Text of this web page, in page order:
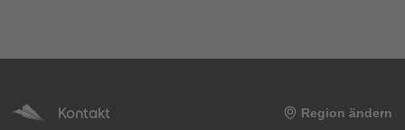
Kontakt Region ändern